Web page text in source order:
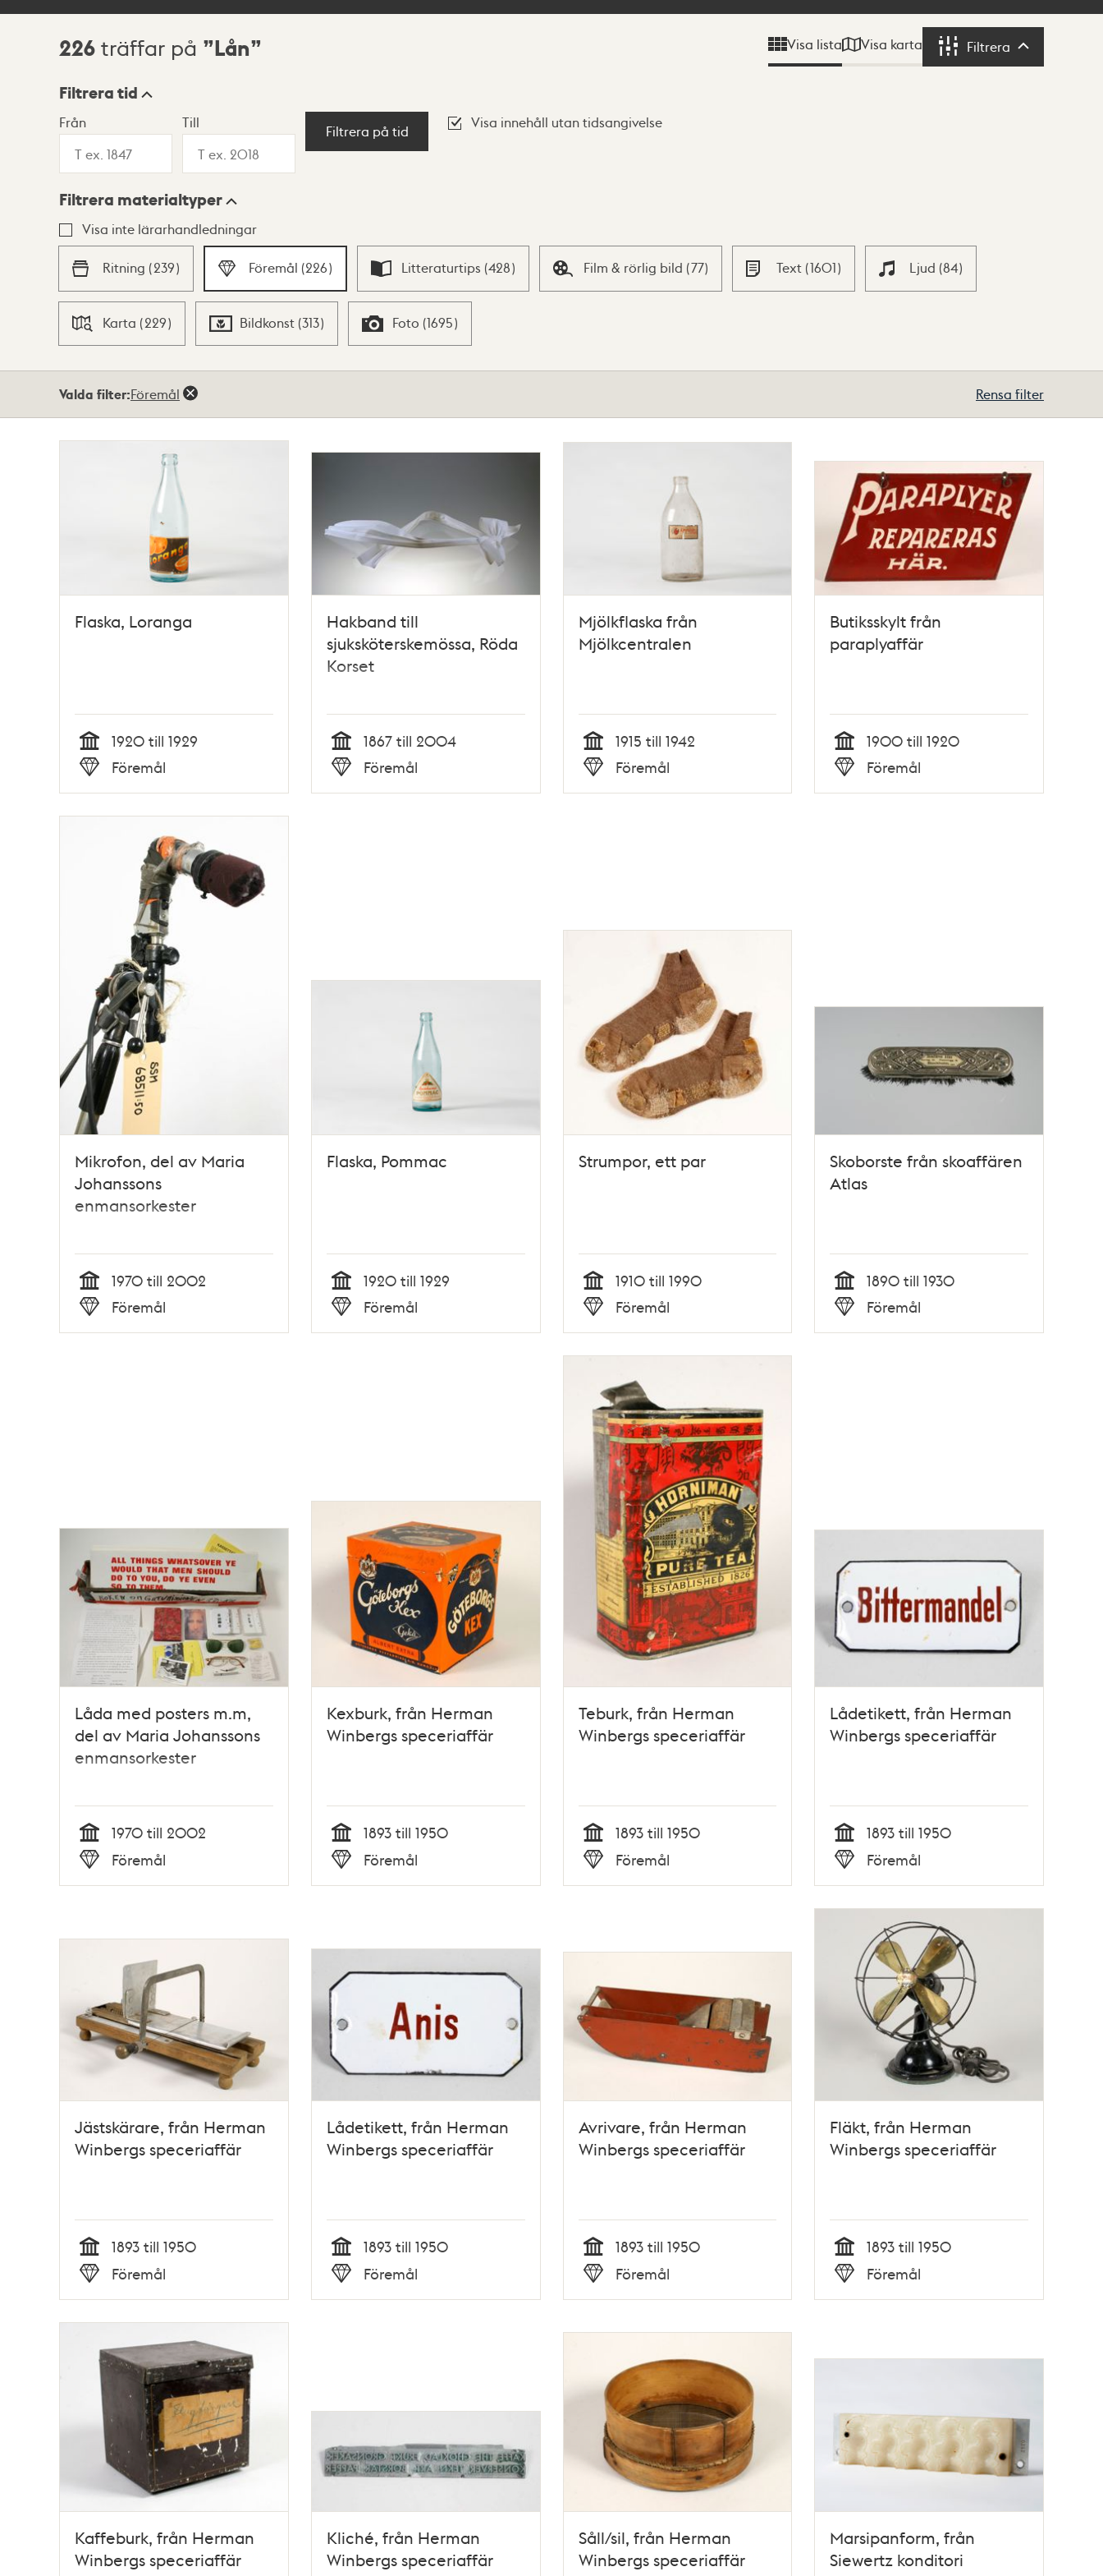
Sökresultat
226 träffar på Lån Visa lista Visa karta Filtrera Filtrera
Visningsläge
Lista Karta
Filtrera tid
Från Till
Filtrera på tid
Visa innehåll utan tidsangivelse
Filtrera materialtyper
Visa inte lärarhandledningar
Ritning (239) Föremål (226) Litteraturtips (428) Film & rörlig bild (77) Text (1601) Ljud (84)
Karta (229) Bildkonst (313) Foto (1695)
träffarValda filter:Föremål Rensa filter
Flaska, Loranga
Tid
1920 till 1929
Typ
Föremål
Hakband till
sjuksköterskemössa, Röda
Korset
Tid
1867 till 2004
Typ
Föremål
Mjölkflaska från
Mjölkcentralen
Tid
1915 till 1942
Typ
Föremål
Butiksskylt från
paraplyaffär
Tid
1900 till 1920
Typ
Föremål
Mikrofon, del av Maria
Johanssons
enmansorkester
Tid
1970 till 2002
Typ
Föremål
Flaska, Pommac
Tid
1920 till 1929
Typ
Föremål
Strumpor, ett par
Tid
1910 till 1990
Typ
Föremål
Skoborste från skoaffären
Atlas
Tid
1890 till 1930
Typ
Föremål
Låda med posters m.m,
del av Maria Johanssons
enmansorkester
Tid
1970 till 2002
Typ
Föremål
Kexburk, från Herman
Winbergs speceriaffär
Tid
1893 till 1950
Typ
Föremål
Teburk, från Herman
Winbergs speceriaffär
Tid
1893 till 1950
Typ
Föremål
Lådetikett, från Herman
Winbergs speceriaffär
Tid
1893 till 1950
Typ
Föremål
Jästskärare, från Herman
Winbergs speceriaffär
Tid
1893 till 1950
Föremål
Lådetikett, från Herman
Winbergs speceriaffär
Tid
1893 till 1950
Föremål
Avrivare, från Herman
Winbergs speceriaffär
Tid
1893 till 1950
Föremål
Fläkt, från Herman
Winbergs speceriaffär
Tid
1893 till 1950
Föremål
Kaffeburk, från Herman
Winbergs speceriaffär
Kliché, från Herman
Winbergs speceriaffär
Såll/sil, från Herman
Winbergs speceriaffär
Marsipanform, från
Siewertz konditori